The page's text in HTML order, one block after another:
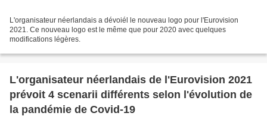
L'organisateur néerlandais a dévoiél le nouveau logo pour l'Eurovision
2021. Ce nouveau logo est le même que pour 2020 avec quelques
modifications légères.
L'organisateur néerlandais de l'Eurovision 2021
prévoit 4 scenarii différents selon l'évolution de
la pandémie de Covid-19